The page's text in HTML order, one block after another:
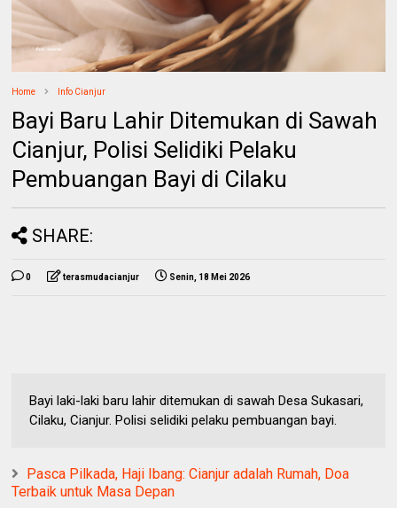
Home Info Cianjur
Bayi Baru Lahir Ditemukan di Sawah
Cianjur, Polisi Selidiki Pelaku
Pembuangan Bayi di Cilaku
SHARE:
0 terasmudacianjur Senin, 18 Mei 2026
Bayi laki-laki baru lahir ditemukan di sawah Desa Sukasari,
Cilaku, Cianjur. Polisi selidiki pelaku pembuangan bayi.
Pasca Pilkada, Haji Ibang: Cianjur adalah Rumah, Doa
Terbaik untuk Masa Depan